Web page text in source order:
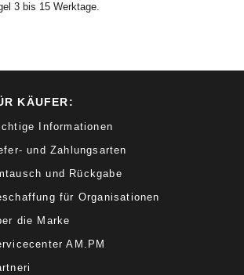
3 bis 15 Werktage.
KÄUFER:
Informationen
und Zahlungsarten
und Rückgabe
für Organisationen
die Marke
AM.PM